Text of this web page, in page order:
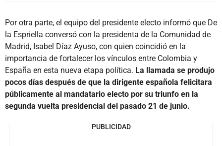
Por otra parte, el equipo del presidente electo informó que De
la Espriella conversó con la presidenta de la Comunidad de
Madrid, Isabel Díaz Ayuso, con quien coincidió en la
importancia de fortalecer los vínculos entre Colombia y
España en esta nueva etapa política. La llamada se produjo
pocos días después de que la dirigente española felicitara
públicamente al mandatario electo por su triunfo en la
segunda vuelta presidencial del pasado 21 de junio.
PUBLICIDAD